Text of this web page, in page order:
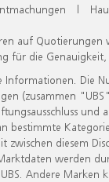
|
auf
für die
Die
(zusammen
bestimmte
zwischen diesem
werden
Andere Marken